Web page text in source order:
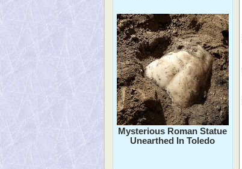
Mysterious Roman Statue
Unearthed In Toledo